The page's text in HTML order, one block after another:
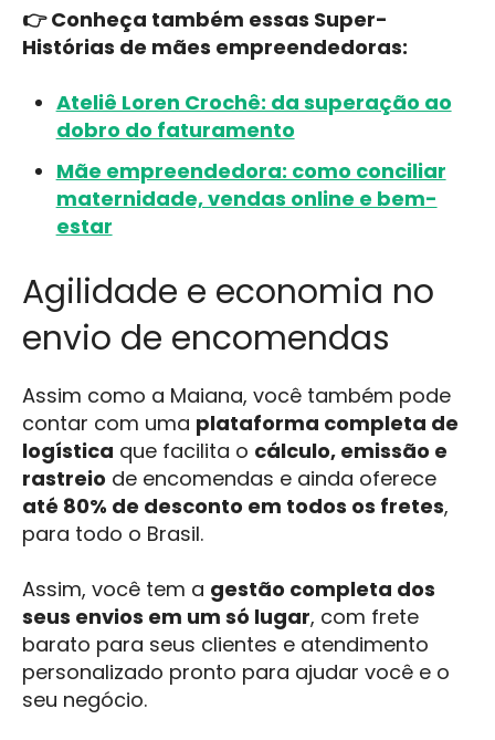
👉 Conheça também essas Super-
Histórias de mães empreendedoras:
Ateliê Loren Crochê: da superação ao
dobro do faturamento
Mãe empreendedora: como conciliar
maternidade, vendas online e bem-
estar
Agilidade e economia no
envio de encomendas
Assim como a Maiana, você também pode
contar com uma plataforma completa de
logística que facilita o cálculo, emissão e
rastreio de encomendas e ainda oferece
até 80% de desconto em todos os fretes,
para todo o Brasil.
Assim, você tem a gestão completa dos
seus envios em um só lugar, com frete
barato para seus clientes e atendimento
personalizado pronto para ajudar você e o
seu negócio.